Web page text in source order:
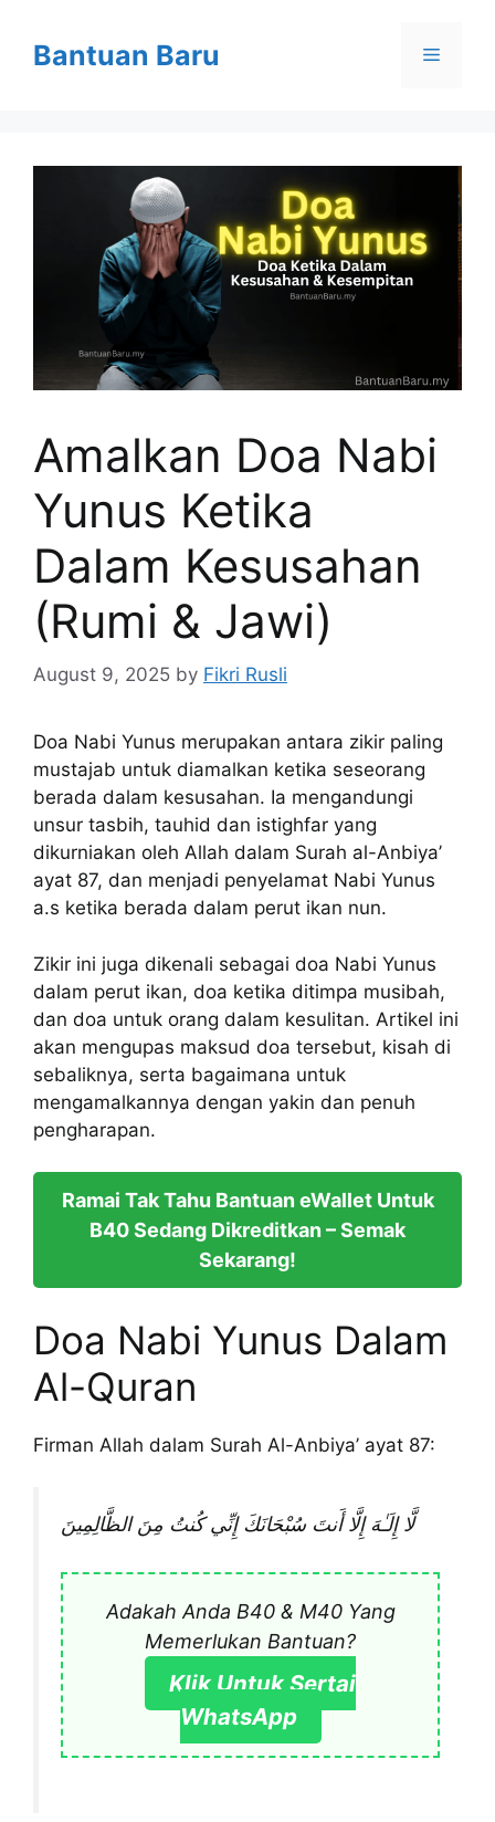
contentBantuan Baru Menu
Amalkan Doa Nabi
Yunus Ketika
Dalam Kesusahan
(Rumi & Jawi)
August 9, 2025 by Fikri Rusli
Doa Nabi Yunus merupakan antara zikir paling
mustajab untuk diamalkan ketika seseorang
berada dalam kesusahan. Ia mengandungi
unsur tasbih, tauhid dan istighfar yang
dikurniakan oleh Allah dalam Surah al-Anbiya’
ayat 87, dan menjadi penyelamat Nabi Yunus
a.s ketika berada dalam perut ikan nun.
Zikir ini juga dikenali sebagai doa Nabi Yunus
dalam perut ikan, doa ketika ditimpa musibah,
dan doa untuk orang dalam kesulitan. Artikel ini
akan mengupas maksud doa tersebut, kisah di
sebaliknya, serta bagaimana untuk
mengamalkannya dengan yakin dan penuh
pengharapan.
Ramai Tak Tahu Bantuan eWallet Untuk
B40 Sedang Dikreditkan – Semak
Sekarang!
Doa Nabi Yunus Dalam
Al-Quran
Firman Allah dalam Surah Al-Anbiya’ ayat 87:
لَّا إِلَـٰهَ إِلَّا أَنتَ سُبْحَانَكَ إِنِّي كُنتُ مِنَ الظَّالِمِينَ
Adakah Anda B40 & M40 Yang
Memerlukan Bantuan?
Klik Untuk Sertai
WhatsApp